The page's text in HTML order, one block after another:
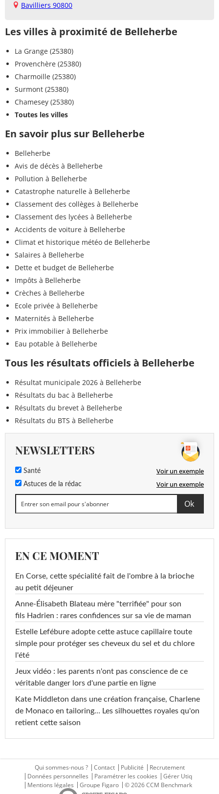
Bavilliers 90800
Les villes à proximité de Belleherbe
La Grange (25380)
Provenchère (25380)
Charmoille (25380)
Surmont (25380)
Chamesey (25380)
Toutes les villes
En savoir plus sur Belleherbe
Belleherbe
Avis de décès à Belleherbe
Pollution à Belleherbe
Catastrophe naturelle à Belleherbe
Classement des collèges à Belleherbe
Classement des lycées à Belleherbe
Accidents de voiture à Belleherbe
Climat et historique météo de Belleherbe
Salaires à Belleherbe
Dette et budget de Belleherbe
Impôts à Belleherbe
Crèches à Belleherbe
Ecole privée à Belleherbe
Maternités à Belleherbe
Prix immobilier à Belleherbe
Eau potable à Belleherbe
Tous les résultats officiels à Belleherbe
Résultat municipale 2026 à Belleherbe
Résultats du bac à Belleherbe
Résultats du brevet à Belleherbe
Résultats du BTS à Belleherbe
NEWSLETTERS
Santé Voir un exemple
Astuces de la rédac Voir un exemple
EN CE MOMENT
En Corse, cette spécialité fait de l'ombre à la brioche
au petit déjeuner
Anne-Élisabeth Blateau mère "terrifiée" pour son
fils Hadrien : rares confidences sur sa vie de maman
Estelle Lefébure adopte cette astuce capillaire toute
simple pour protéger ses cheveux du sel et du chlore
l'été
Jeux vidéo : les parents n'ont pas conscience de ce
véritable danger lors d'une partie en ligne
Kate Middleton dans une création française, Charlene
de Monaco en tailoring… Les silhouettes royales qu'on
retient cette saison
Qui sommes-nous ? Contact Publicité
Recrutement
Données personnelles
Paramétrer les cookies
Gérer Utiq
Mentions légales
Groupe Figaro © 2026 CCM Benchmark